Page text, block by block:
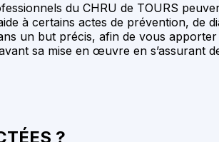
du CHRU de TOURS
à certains actes de prévention, de
un but précis, afin de vous
sa mise en œuvre en s’assurant
?